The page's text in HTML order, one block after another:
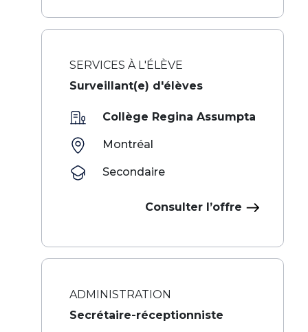
SERVICES À L'ÉLÈVE
Surveillant(e) d'élèves
Collège Regina Assumpta
Montréal
Secondaire
Consulter l’offre
ADMINISTRATION
Secrétaire-réceptionniste